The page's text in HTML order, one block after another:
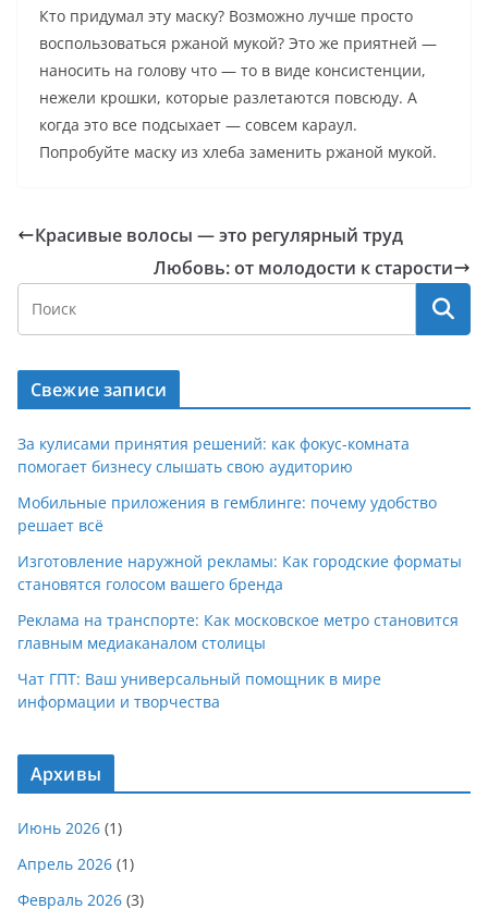
Кто придумал эту маску? Возможно лучше просто
воспользоваться ржаной мукой? Это же приятней —
наносить на голову что — то в виде консистенции,
нежели крошки, которые разлетаются повсюду. А
когда это все подсыхает — совсем караул.
Попробуйте маску из хлеба заменить ржаной мукой.
Красивые волосы — это регулярный труд
Любовь: от молодости к старости
Свежие записи
За кулисами принятия решений: как фокус-комната
помогает бизнесу слышать свою аудиторию
Мобильные приложения в гемблинге: почему удобство
решает всё
Изготовление наружной рекламы: Как городские форматы
становятся голосом вашего бренда
Реклама на транспорте: Как московское метро становится
главным медиаканалом столицы
Чат ГПТ: Ваш универсальный помощник в мире
информации и творчества
Архивы
Июнь 2026 (1)
Апрель 2026 (1)
Февраль 2026 (3)